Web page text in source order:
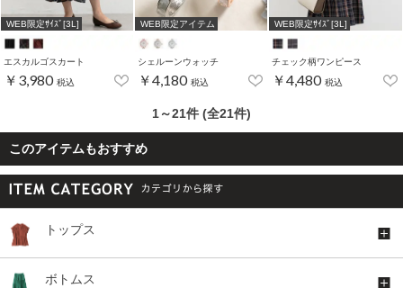
WEB限定ｻｲｽﾞ[3L]
エスカルゴスカート
￥3,980 税込
WEB限定アイテム
シェルーンウォッチ
￥4,180 税込
WEB限定ｻｲｽﾞ[3L]
チェック柄ワンピース
￥4,480 税込
1～21件 (全21件)
このアイテムもおすすめ
トップス
ボトムス